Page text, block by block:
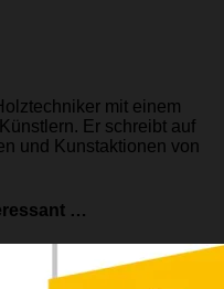
mit einem
Er schreibt auf
und Kunstaktionen von
…